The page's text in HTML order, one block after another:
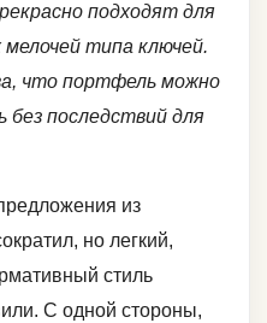
подходят для
мелочей типа ключей.
что портфель можно
без последствий для
из
но легкий,
стиль
С одной стороны,